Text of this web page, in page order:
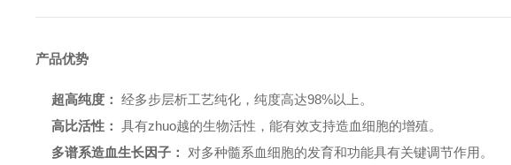
产品优势
超高纯度： 经多步层析工艺纯化，纯度高达98%以上。
高比活性： 具有zhuo越的生物活性，能有效支持造血细胞的增殖。
多谱系造血生长因子：
对多种髓系血细胞的发育和功能具有关键调节作用。